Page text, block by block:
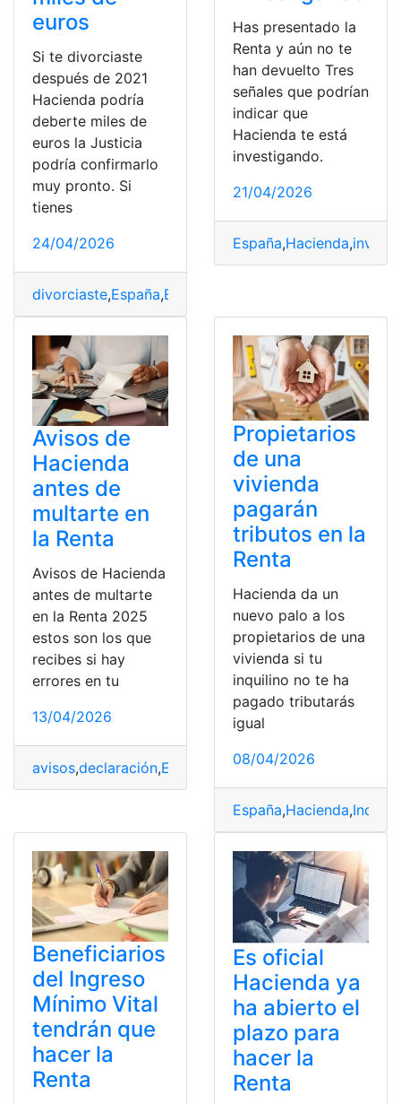
euros
Si te divorciaste
después de 2021
Hacienda podría
deberte miles de
euros la Justicia
podría confirmarlo
muy pronto. Si
tienes
24/04/2026
divorciaste,España,Euros
Has presentado la
Renta y aún no te
han devuelto Tres
señales que podrían
indicar que
Hacienda te está
investigando.
21/04/2026
España,Hacienda,
Avisos de
Hacienda
antes de
multarte en
la Renta
Avisos de Hacienda
antes de multarte
en la Renta 2025
estos son los que
recibes si hay
errores en tu
13/04/2026
avisos,declaración,Errores España,Hacienda
Propietarios
de una
vivienda
pagarán
tributos en la
Renta
Hacienda da un
nuevo palo a los
propietarios de una
vivienda si tu
inquilino no te ha
pagado tributarás
igual
08/04/2026
España,Hacienda,
Beneficiarios
del Ingreso
Mínimo Vital
tendrán que
hacer la
Renta
Es oficial
Hacienda ya
ha abierto el
plazo para
hacer la
Renta